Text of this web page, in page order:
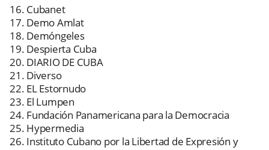
Cubanet
Demo Amlat
Demóngeles
Despierta Cuba
DIARIO DE CUBA
Diverso
EL Estornudo
El Lumpen
Fundación Panamericana para la Democracia
Hypermedia
Instituto Cubano por la Libertad de Expresión y